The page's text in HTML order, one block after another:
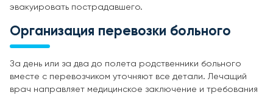
эвакуировать пострадавшего.
Организация перевозки больного
За день или за два до полета родственники больного
вместе с перевозчиком уточняют все детали. Лечащий
врач направляет медицинское заключение и требования